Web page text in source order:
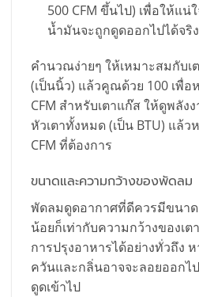
500 CFM ขึ้นไป) เพื่อให้แ
น้ำมันจะถูกดูดออกไปได้จริง
คำนวณง่ายๆ ให้เหมาะสมกับเ
(เป็นนิ้ว) แล้วคูณด้วย 100 เพื่อ
CFM สำหรับเตาแก๊ส ให้ดูพลั
หัวเตาทั้งหมด (เป็น BTU) แล้ว
CFM ที่ต้องการ
ขนาดและความกว้างของพัดลม
พัดลมดูดอากาศที่ดีควรมีขนาด
น้อยก็เท่ากับความกว้างของเ
การปรุงอาหารได้อย่างทั่วถึง
ควันและกลิ่นอาจจะลอยออกไ
ดูดเข้าไป